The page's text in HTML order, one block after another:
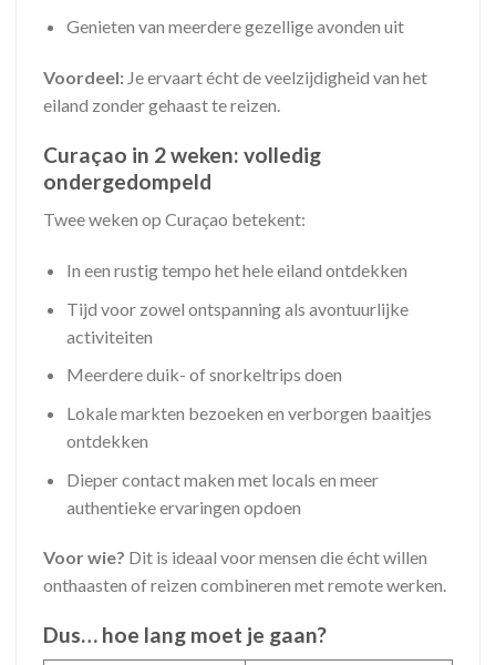
Genieten van meerdere gezellige avonden uit
Voordeel: Je ervaart écht de veelzijdigheid van het
eiland zonder gehaast te reizen.
Curaçao in 2 weken: volledig
ondergedompeld
Twee weken op Curaçao betekent:
In een rustig tempo het hele eiland ontdekken
Tijd voor zowel ontspanning als avontuurlijke
activiteiten
Meerdere duik- of snorkeltrips doen
Lokale markten bezoeken en verborgen baaitjes
ontdekken
Dieper contact maken met locals en meer
authentieke ervaringen opdoen
Voor wie? Dit is ideaal voor mensen die écht willen
onthaasten of reizen combineren met remote werken.
Dus… hoe lang moet je gaan?